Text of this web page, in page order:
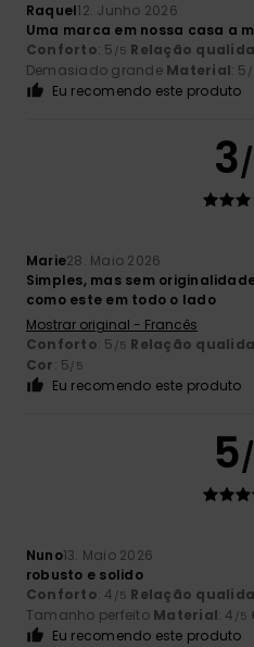
Raquel12. Junho 2026
Uma marca em nossa casa a
Conforto: 5 /5 Relação
Demasiado grande Material: 5
Eu recomendo este produto
3
Marie28. Maio 2026
Simples, mas sem
como este em todo o lado
Mostrar original - Francês
Conforto: 5 /5 Relação
Cor: 5/5
Eu recomendo este produto
5
Nuno13. Maio 2026
robusto e solido
Conforto: 4 /5 Relação
Tamanho perfeito Material: 4 /5
Eu recomendo este produto